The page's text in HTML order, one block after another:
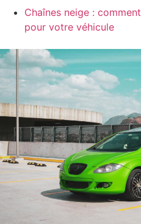
Chaînes neige :
pour votre véhicule